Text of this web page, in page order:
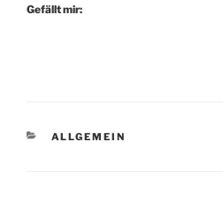
Gefällt mir:
KATEGORIEN
ALLGEMEIN